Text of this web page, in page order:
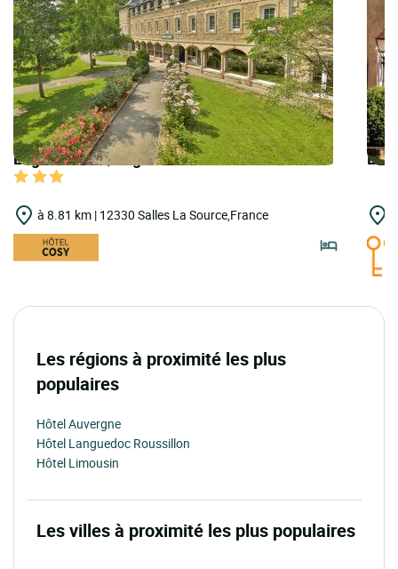
Logis Hôtels | Logis Hôtel l'Hôtel des Bains
à 8.81 km | 12330 Salles La Source,France
Les régions à proximité les plus
populaires
Hôtel Auvergne
Hôtel Languedoc Roussillon
Hôtel Limousin
Les villes à proximité les plus populaires